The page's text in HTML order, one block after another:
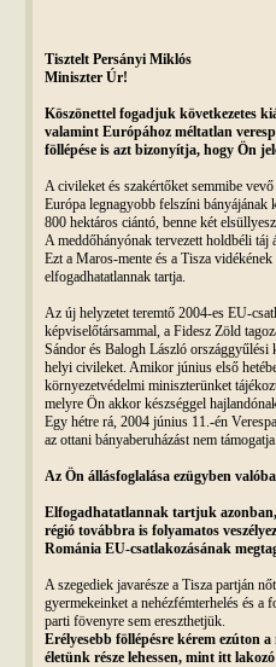
Tisztelt Persányi Miklós
Miniszter Úr!
Köszönettel fogadjuk következetes
valamint Európához méltatlan
föllépése is azt bizonyítja, hogy Ön
A civileket és szakértőket semmibe
Európa legnagyobb felszíni bányájának
800 hektáros ciántó, benne két
A meddőhányónak tervezett holdbéli táj
Ezt a Maros-mente és a Tisza
elfogadhatatlannak tartja.
Az új helyzetet teremtő 2004-es EU-
képviselőtársammal, a Fidesz Zöld
Sándor és Balogh László országgyűlési
helyi civileket. Amikor június első
környezetvédelmi miniszterünket
melyre Ön akkor készséggel
Egy hétre rá, 2004 június 11.-én
az ottani bányaberuházást nem támogatja.
Az Ön állásfoglalása ezügyben
Elfogadhatatlannak tartjuk
régió továbbra is folyamatos
Románia EU-csatlakozásának
A szegediek javarésze a Tisza partján
gyermekeinket a nehézfémterhelés és a
parti fövenyre sem ereszthetjük.
Erélyesebb föllépésre kérem ezúton
életünk része lehessen, mint itt